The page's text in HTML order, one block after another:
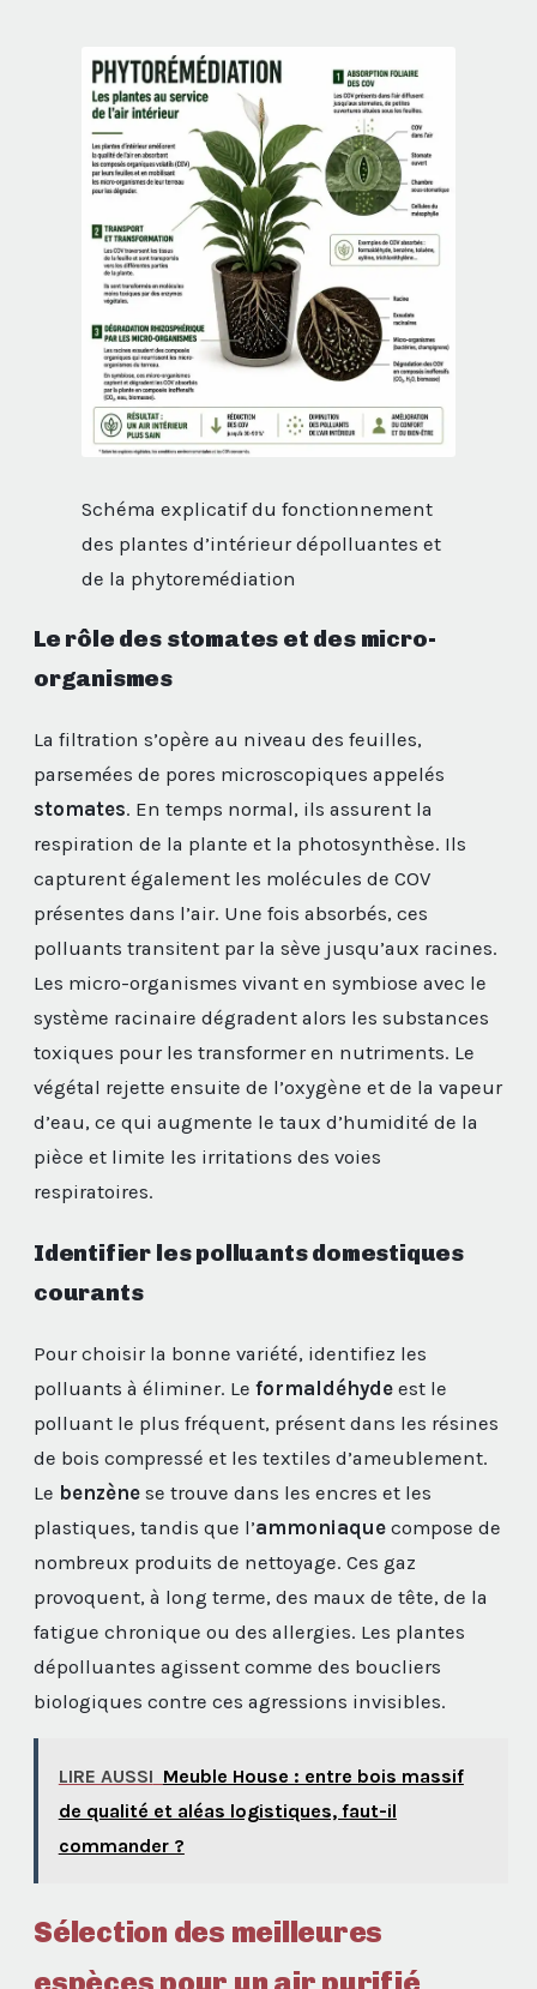
Schéma explicatif du fonctionnement
des plantes d’intérieur dépolluantes et
de la phytoremédiation
Le rôle des stomates et des micro-
organismes
La filtration s’opère au niveau des feuilles,
parsemées de pores microscopiques appelés
stomates. En temps normal, ils assurent la
respiration de la plante et la photosynthèse. Ils
capturent également les molécules de COV
présentes dans l’air. Une fois absorbés, ces
polluants transitent par la sève jusqu’aux racines.
Les micro-organismes vivant en symbiose avec le
système racinaire dégradent alors les substances
toxiques pour les transformer en nutriments. Le
végétal rejette ensuite de l’oxygène et de la vapeur
d’eau, ce qui augmente le taux d’humidité de la
pièce et limite les irritations des voies
respiratoires.
Identifier les polluants domestiques
courants
Pour choisir la bonne variété, identifiez les
polluants à éliminer. Le formaldéhyde est le
polluant le plus fréquent, présent dans les résines
de bois compressé et les textiles d’ameublement.
Le benzène se trouve dans les encres et les
plastiques, tandis que l’ammoniaque compose de
nombreux produits de nettoyage. Ces gaz
provoquent, à long terme, des maux de tête, de la
fatigue chronique ou des allergies. Les plantes
dépolluantes agissent comme des boucliers
biologiques contre ces agressions invisibles.
LIRE AUSSI Meuble House : entre bois massif
de qualité et aléas logistiques, faut-il
commander ?
Sélection des meilleures